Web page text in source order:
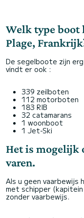
Welk type boot
Plage,
De segelboote zijn
vindt er ook :
339 zeilboten
112 motorboten
183 RIB
32 catamarans
1 woonboot
1 Jet-Ski
Het is mogelijk
varen.
Als u geen
met schipper
zonder vaarbewijs.